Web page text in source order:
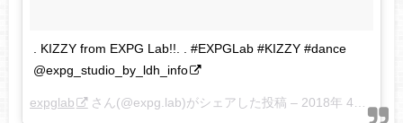
. KIZZY from EXPG Lab!!. . #EXPGLab #KIZZY #dance
@expg_studio_by_ldh_info
expglab さん(@expg.lab)がシェアした投稿 – 2018年 4月月3日午前1時36分PDT